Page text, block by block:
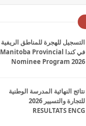
التسجيل للهجرة للمناطق الريفية
في كندا Manitoba Provincial
Nominee Program 2026
نتائج النهائية المدرسة الوطنية
للتجارة والتسيير 2026
RESULTATS ENCG